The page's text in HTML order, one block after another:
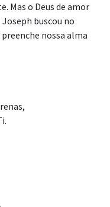
Mas o Deus de amor
buscou no
nossa alma